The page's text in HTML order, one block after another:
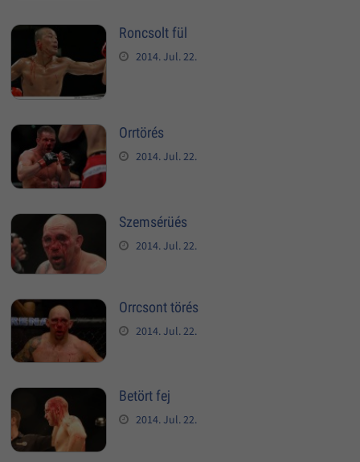
Roncsolt fül
2014. Jul. 22.
Orrtörés
2014. Jul. 22.
Szemsérüés
2014. Jul. 22.
Orrcsont törés
2014. Jul. 22.
Betört fej
2014. Jul. 22.